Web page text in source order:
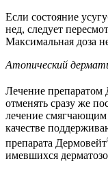
Если состояние
нед, следует
Максимальная доза
Атопический
Лечение препаратом
отменять сразу же
лечение
качестве
препарата Дермовейт
имевшихся